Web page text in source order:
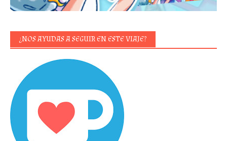
¿NOS AYUDAS A SEGUIR EN ESTE VIAJE?